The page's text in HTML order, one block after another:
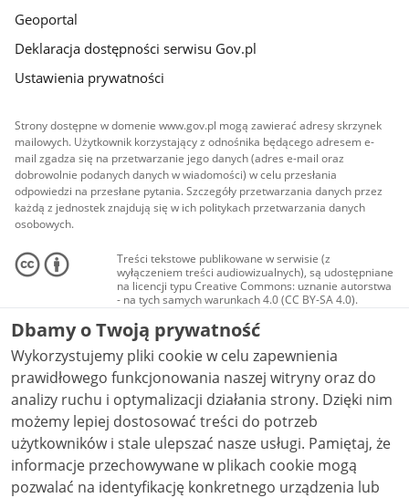
Geoportal
Deklaracja dostępności serwisu Gov.pl
Ustawienia prywatności
Strony dostępne w domenie www.gov.pl mogą zawierać adresy skrzynek
mailowych. Użytkownik korzystający z odnośnika będącego adresem e-
mail zgadza się na przetwarzanie jego danych (adres e-mail oraz
dobrowolnie podanych danych w wiadomości) w celu przesłania
odpowiedzi na przesłane pytania. Szczegóły przetwarzania danych przez
każdą z jednostek znajdują się w ich politykach przetwarzania danych
osobowych.
Treści tekstowe publikowane w serwisie (z
wyłączeniem treści audiowizualnych), są udostępniane
na licencji typu Creative Commons: uznanie autorstwa
- na tych samych warunkach 4.0 (CC BY-SA 4.0).
Materiały audiowizualne, w tym zdjęcia, materiały
audio i wideo, są udostępniane na licencji typu
Creative Commons: uznanie autorstwa użycie
niekomercyjne - bez utworów zależnych 4.0 (CC BY-
NC-ND 4.0), o ile nie jest to stwierdzone inaczej.
Dbamy o Twoją prywatność
Wykorzystujemy pliki cookie w celu zapewnienia
prawidłowego funkcjonowania naszej witryny oraz do
analizy ruchu i optymalizacji działania strony. Dzięki nim
możemy lepiej dostosować treści do potrzeb
użytkowników i stale ulepszać nasze usługi. Pamiętaj, że
informacje przechowywane w plikach cookie mogą
pozwalać na identyfikację konkretnego urządzenia lub